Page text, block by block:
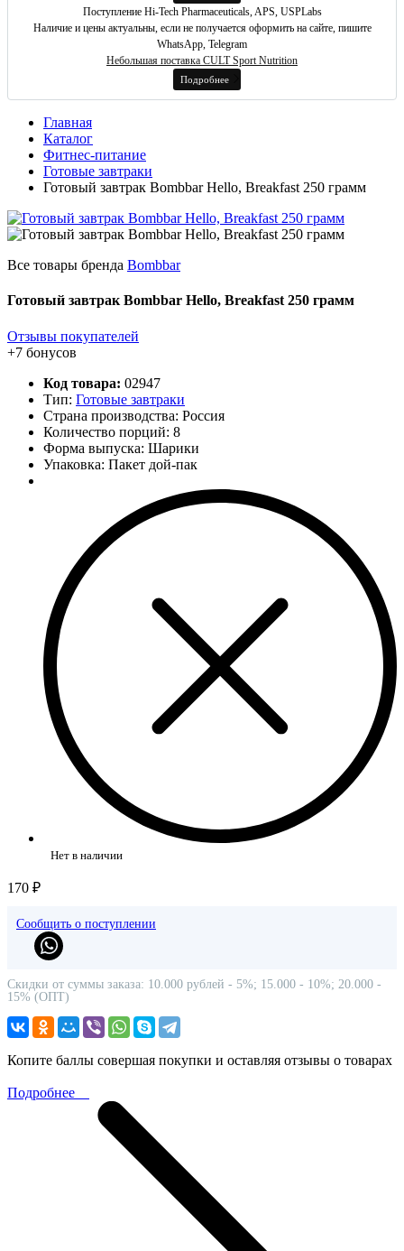
Поступление Hi-Tech Pharmaceuticals, APS, USPLabs
Наличие и цены актуальны, если не получается оформить на сайте, пишите
WhatsApp, Telegram
Небольшая поставка CULT Sport Nutrition
Подробнее
Главная
Каталог
Фитнес-питание
Готовые завтраки
Готовый завтрак Bombbar Hello, Breakfast 250 грамм
Все товары бренда Bombbar
Готовый завтрак Bombbar Hello, Breakfast 250 грамм
Отзывы покупателей
+7 бонусов
Код товара: 02947
Тип: Готовые завтраки
Страна производства: Россия
Количество порций: 8
Форма выпуска: Шарики
Упаковка: Пакет дой-пак
Нет в наличии
170 ₽
Сообщить о поступлении
Скидки от суммы заказа: 10.000 рублей - 5%; 15.000 - 10%; 20.000 -
15% (ОПТ)
Копите баллы совершая покупки и оставляя отзывы о товарах
Подробнее